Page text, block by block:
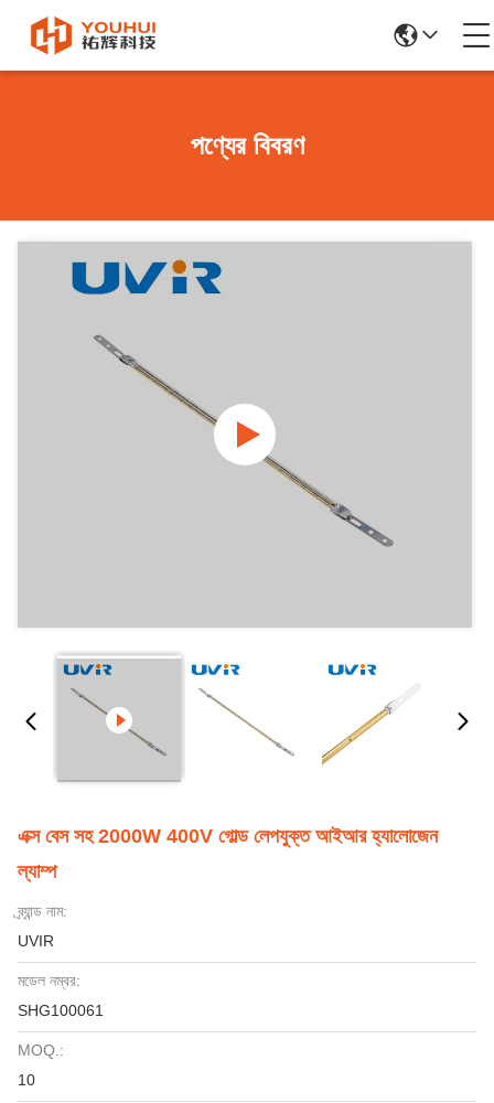
পণ্যের বিবরণ
এক্স বেস সহ 2000W 400V গোল্ড লেপযুক্ত আইআর হ্যালোজেন
ল্যাম্প
ব্র্যান্ড নাম:
UVIR
মডেল নম্বর:
SHG100061
MOQ.:
10